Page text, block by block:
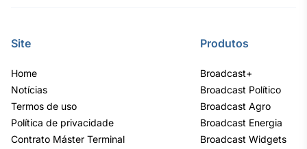
Site
Home
Notícias
Termos de uso
Política de privacidade
Contrato Máster Terminal
Produtos
Broadcast+
Broadcast Político
Broadcast Agro
Broadcast Energia
Broadcast Widgets